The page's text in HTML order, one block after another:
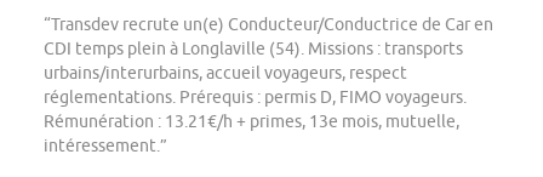
“Transdev recrute un(e) Conducteur/Conductrice de Car en
CDI temps plein à Longlaville (54). Missions : transports
urbains/interurbains, accueil voyageurs, respect
réglementations. Prérequis : permis D, FIMO voyageurs.
Rémunération : 13.21€/h + primes, 13e mois, mutuelle,
intéressement.”